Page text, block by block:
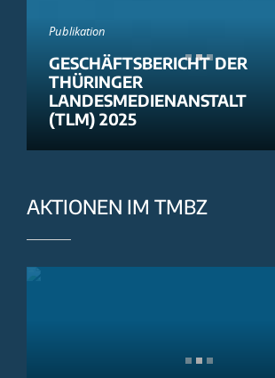
Publikation
GESCHÄFTSBERICHT DER
THÜRINGER
LANDESMEDIENANSTALT
(TLM) 2025
AKTIONEN IM TMBZ